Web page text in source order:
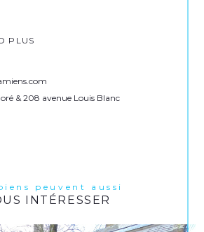
PLUS
& 208 avenue Louis Blanc
biens peuvent aussi
INTÉRESSER